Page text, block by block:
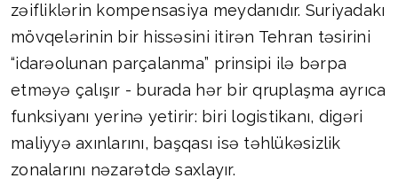
zəifliklərin kompensasiya meydanıdır. Suriyadakı
mövqelərinin bir hissəsini itirən Tehran təsirini
“idarəolunan parçalanma” prinsipi ilə bərpa
etməyə çalışır - burada hər bir qruplaşma ayrıca
funksiyanı yerinə yetirir: biri logistikanı, digəri
maliyyə axınlarını, başqası isə təhlükəsizlik
zonalarını nəzarətdə saxlayır.